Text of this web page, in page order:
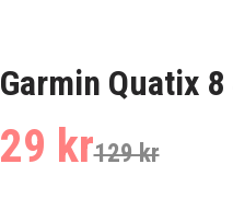
Garmin Quatix
29 kr129 kr